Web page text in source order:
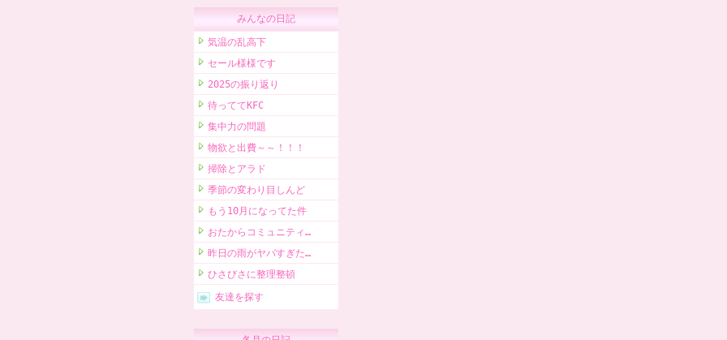
みんなの日記
気温の乱高下
セール様様です
2025の振り返り
待っててKFC
集中力の問題
物欲と出費～～！！！
掃除とアラド
季節の変わり目しんど
もう10月になってた件
おたからコミュニティ…
昨日の雨がヤバすぎた…
ひさびさに整理整頓
友達を探す